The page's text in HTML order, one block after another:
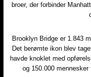
broer, der forbinder
Brooklyn Bridge er 1.843
Det berømte ikon blev
havde knoklet med
og 150.000 mennesker